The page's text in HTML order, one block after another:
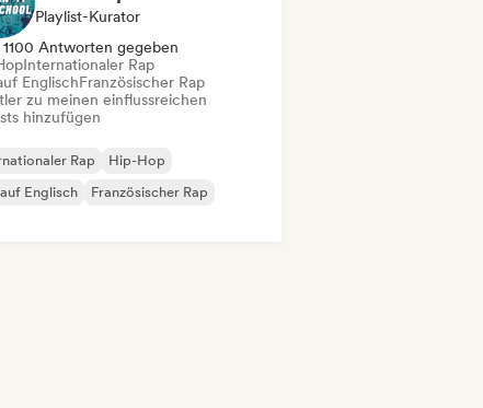
Playlist-Kurator
1100 Antworten gegeben
Internationaler Rap
EnglischFranzösischer Rap
zu meinen einflussreichen
hinzufügen
Rap
Hip-Hop
Englisch
Französischer Rap